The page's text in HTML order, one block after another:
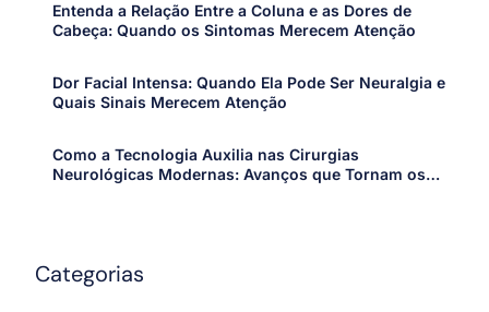
Entenda a Relação Entre a Coluna e as Dores de
Cabeça: Quando os Sintomas Merecem Atenção
Dor Facial Intensa: Quando Ela Pode Ser Neuralgia e
Quais Sinais Merecem Atenção
Como a Tecnologia Auxilia nas Cirurgias
Neurológicas Modernas: Avanços que Tornam os
Categorias